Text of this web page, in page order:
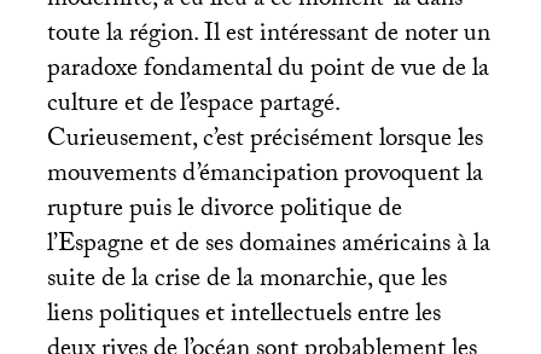
toute la région. Il est intéressant de noter un
paradoxe fondamental du point de vue de la
culture et de l’espace partagé.
Curieusement, c’est précisément lorsque les
mouvements d’émancipation provoquent la
rupture puis le divorce politique de
l’Espagne et de ses domaines américains à la
suite de la crise de la monarchie, que les
liens politiques et intellectuels entre les